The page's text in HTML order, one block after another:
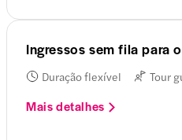
Ingressos sem fila para
Duração flexível Tour
Mais detalhes